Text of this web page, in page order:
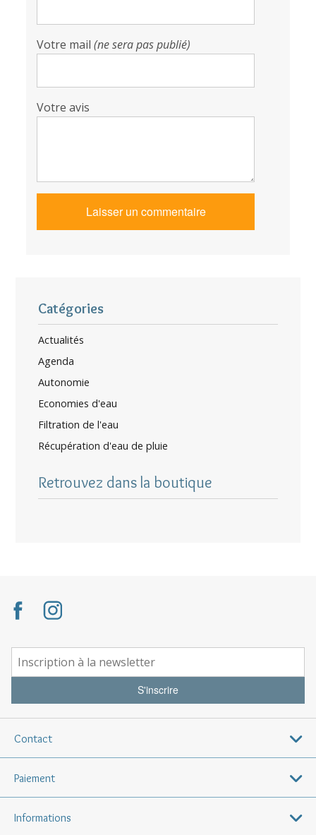
Votre mail(ne sera pas publié)
Votre avis
Catégories
Actualités
Agenda
Autonomie
Economies d'eau
Filtration de l'eau
Récupération d'eau de pluie
Retrouvez dans la boutique
S'inscrire
Contact
Paiement
Informations